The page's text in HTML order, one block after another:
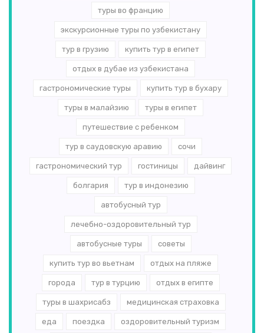
туры во францию
экскурсионные туры по узбекистану
тур в грузию купить тур в египет
отдых в дубае из узбекистана
гастрономические туры купить тур в бухару
туры в малайзию туры в египет
путешествие с ребенком
тур в саудовскую аравию сочи
гастрономический тур гостиницы дайвинг
болгария тур в индонезию
автобусный тур
лечебно-оздоровительный тур
автобусные туры советы
купить тур во вьетнам отдых на пляже
города тур в турцию отдых в египте
туры в шахрисабз медицинская страховка
еда поездка оздоровительный туризм